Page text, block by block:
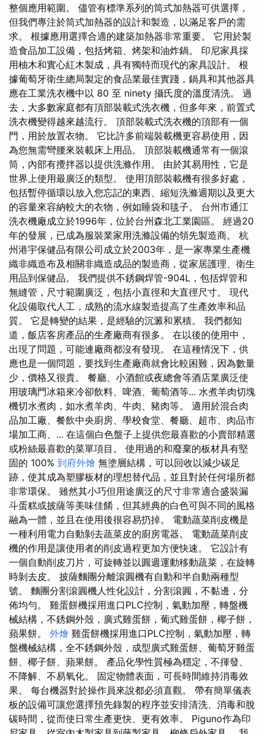
整個應用範圍。 儘管有標準系列的筒式加熱器可供選擇，
但我們專注於筒式加熱器的設計和製造，以滿足客戶的需
求。 根據應用選擇合適的建築加熱器非常重要。 它用於製
造食品加工設備，包括烤箱、烤架和油炸鍋。 印尼家具採
用柚木和實心紅木製成，具有獨特而現代的家具設計。 根
據葡萄牙衛生總局製定的食品業最佳實踐，鍋具和其他器具
應在工業洗衣機中以 80 至 ninety 攝氏度的溫度清洗。 過
去，大多數家庭都有頂部裝載式洗衣機，但多年來，前置式
洗衣機變得越來越流行。 頂部裝載式洗衣機的頂部有一個
門，用於放置衣物。 它比許多前端裝載機更容易使用，因
為您無需彎腰來裝載床上用品。 頂部裝載機通常有一個滾
筒，內部有攪拌器以提供洗滌作用。 由於其易用性，它是
世界上使用最廣泛的類型。 使用頂部裝載機有很多好處，
包括暫停循環以放入您忘記的東西、縮短洗滌週期以及更大
的容量來容納較大的衣物，例如睡袋和毯子。 台州市通江
洗衣機廠成立於1996年，位於台州森北工業園區。 經過20
年的發展，已成為服裝業家用洗滌設備的領先製造商。 杭
州港宇保健品有限公司成立於2003年，是一家專業生產機
織非織造布及相關非織造成品的製造商，從家居護理、衛生
用品到保健品。 我們提供不銹鋼焊管-904L，包括焊管和
無縫管，尺寸範圍廣泛，包括小直徑和大直徑尺寸。 現代
化設備取代人工，成熟的流水線製造提高了生產效率和品
質。 它是轉變的結果，是經驗的沉澱和累積。 我們都知
道，飯店客房產品的生產廠商有很多。 在以後的使用中，
出現了問題，可能連廠商都沒有發現。 在這種情況下，供
應也是一個問題，要找到生產廠商就會比較困難，因為數量
少，價格又很貴。 餐廳、小酒館或夜總會等酒店業廣泛使
用玻璃門冰箱來冷卻飲料、啤酒、葡萄酒等... 水煮羊肉切塊
機切水煮肉，如水煮羊肉、牛肉、豬肉等。 適用於混合肉
品加工廠、餐飲中央廚房、學校食堂、餐廳、超市、肉品市
場加工商、... 在這個白色盤子上提供您最喜歡的小賣部精選
或粉絲最喜歡的菜單項目。 使用過的和廢棄的板材具有堅
固的 100% 到府外燴 無塗層結構，可以回收以減少碳足
跡，使其成為塑膠板材的理想替代品，並且對於任何場所都
非常環保。 雖然其小巧但用途廣泛的尺寸非常適合盛裝漏
斗蛋糕或披薩等美味佳餚，但其經典的白色可與不同的風格
融為一體，並且在使用後很容易扔掉。 電動蔬菜削皮機是
一種利用電力自動剝去蔬菜皮的廚房電器。 電動蔬菜削皮
機的作用是讓使用者的削皮過程更加方便快速。 它設計有
一個自動削皮刀片，可旋轉並以圓週運動移動蔬菜，在旋轉
時剝去皮。 披薩麵團分離滾圓機有自動和半自動兩種型
號。 麵團分割滾圓機人性化設計，分割滾圓，不黏邊，分
佈均勻。 雞蛋餅機採用進口PLC控制，氣動加壓，轉盤機
械結構，不銹鋼外殼，廣式雞蛋餅，葡式雞蛋餅，椰子餅，
蘋果餅。 外燴 雞蛋餅機採用進口PLC控制，氣動加壓，轉
盤機械結構，全不銹鋼外殼，成型廣式雞蛋餅、葡萄牙雞蛋
餅、椰子餅、蘋果餅。 產品化學性質極為穩定，不揮發、
不降解、不易氧化。 固定物體表面，可長時間維持消毒效
果。 每台機器對於操作員來說都必須直觀。 帶有簡單儀表
板的設備可讓您選擇預先錄製的程序並安排清洗、消毒和脫
碳時間，從而使日常生產更快、更有效率。 Piguno作為印